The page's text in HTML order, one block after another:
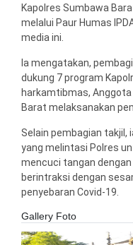
Kapolres Sumbawa
melalui Paur Humas
media ini.
Ia mengatakan,
dukung 7 program
harkamtibmas,
Barat melaksanakan
Selain pembagian takjil,
yang melintasi Polres
mencuci tangan
berintraksi dengan
penyebaran Covid-19.
Gallery Foto